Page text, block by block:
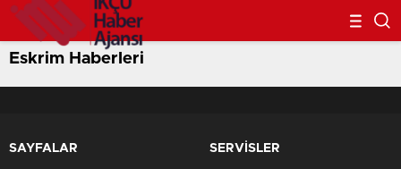
Eskrim Haberleri
SAYFALAR SERVİSLER